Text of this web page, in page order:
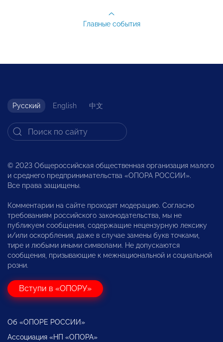
Главные события
Русский English 中文
© 2023 Общероссийская общественная организация малого
и среднего предпринимательства «ОПОРА РОССИИ».
Все права защищены.
Комментарии на сайте проходят модерацию. Согласно
требованиям российского законодательства, мы не
публикуем сообщения, содержащие нецензурную лексику
и/или оскорбления, даже в случае замены букв точками,
тире и любыми иными символами. Не допускаются
сообщения, призывающие к межнациональной и социальной
розни.
Вступи в «ОПОРУ»
Об «ОПОРЕ РОССИИ»
Ассоциация «НП «ОПОРА»